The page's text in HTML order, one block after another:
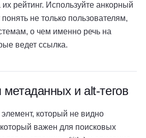
рейтинг. Используйте анкорный
понять не только пользователям,
о чем именно речь на
ведет ссылка.
и alt-тегов
который не видно
важен для поисковых